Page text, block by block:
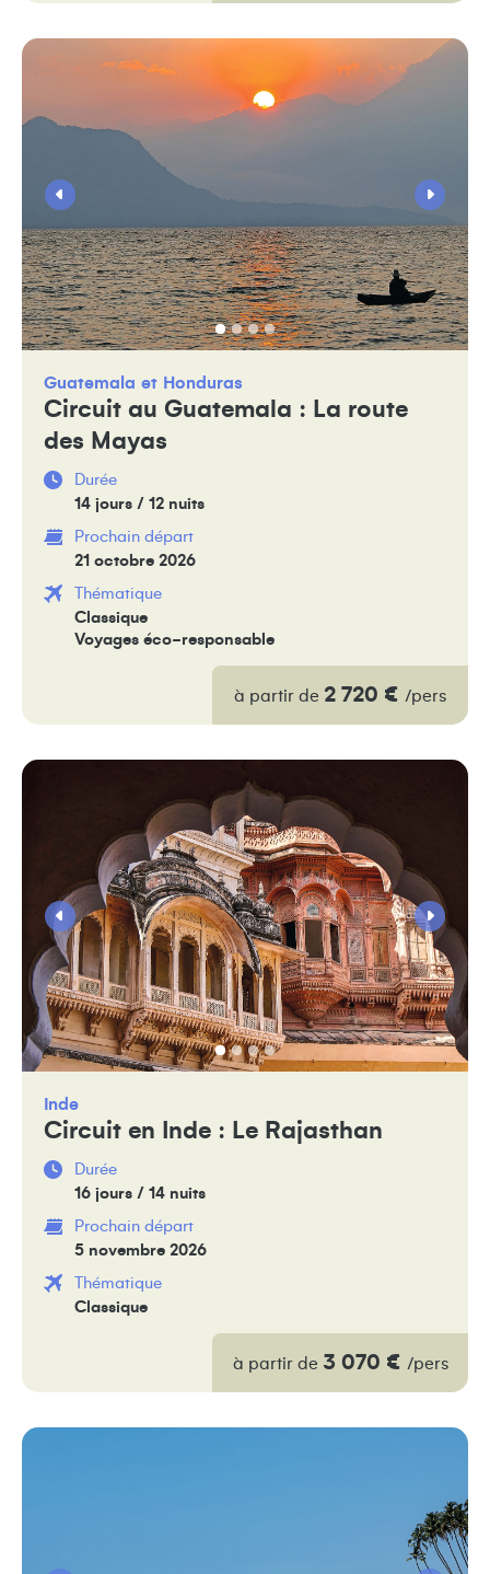
Guatemala Honduras
Circuit au Guatemala : La route
des Mayas
Durée
14 jours / 12 nuits
Prochain départ
21 octobre 2026
Thématique
Classique
Voyages éco-responsable
à partir de 2 720 € /pers
Inde
Circuit en Inde : Le Rajasthan
Durée
16 jours / 14 nuits
Prochain départ
5 novembre 2026
Thématique
Classique
à partir de 3 070 € /pers